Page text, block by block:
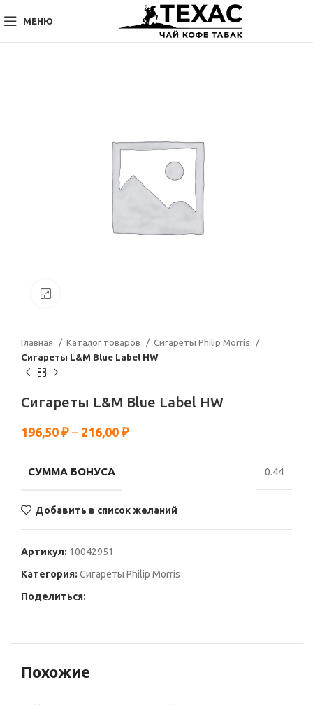
МЕНЮ
Главная Каталог товаров
Сигареты Philip Morris
Сигареты L&M Blue Label HW
Сигареты L&M Blue Label HW
196,50 ₽ – 216,00 ₽
СУММА БОНУСА 0.44
Добавить в список желаний
Артикул: 10042951
Категория: Сигареты Philip Morris
Поделиться:
Похожие